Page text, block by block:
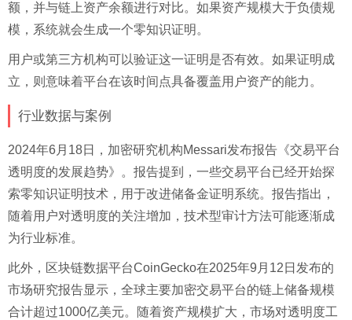
额，并与链上资产余额进行对比。如果资产规模大于负债规
模，系统就会生成一个零知识证明。
用户或第三方机构可以验证这一证明是否有效。如果证明成
立，则意味着平台在该时间点具备覆盖用户资产的能力。
行业数据与案例
2024年6月18日，加密研究机构Messari发布报告《交易平台
透明度的发展趋势》。报告提到，一些交易平台已经开始探
索零知识证明技术，用于改进储备金证明系统。报告指出，
随着用户对透明度的关注增加，技术型审计方法可能逐渐成
为行业标准。
此外，区块链数据平台CoinGecko在2025年9月12日发布的
市场研究报告显示，全球主要加密交易平台的链上储备规模
合计超过1000亿美元。随着资产规模扩大，市场对透明度工